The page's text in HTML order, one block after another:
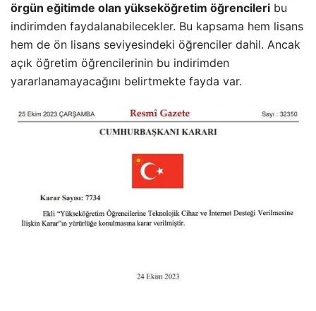
örgün eğitimde olan yükseköğretim öğrencileri bu
indirimden faydalanabilecekler. Bu kapsama hem lisans
hem de ön lisans seviyesindeki öğrenciler dahil. Ancak
açık öğretim öğrencilerinin bu indirimden
yararlanamayacağını belirtmekte fayda var.